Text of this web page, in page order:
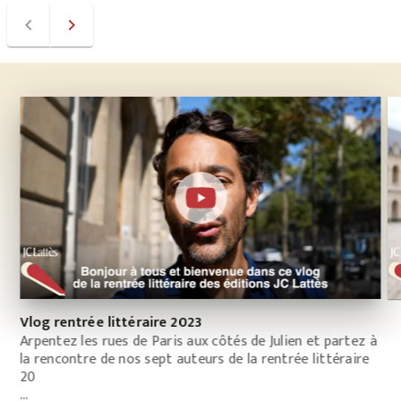
navigate_before navigate_next
Vlog rentrée littéraire 2023
Arpentez les rues de Paris aux côtés de Julien et partez à
la rencontre de nos sept auteurs de la rentrée littéraire
20
…